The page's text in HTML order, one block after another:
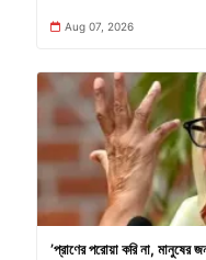
Aug 07, 2026
’প্রাণের পরোয়া করি না, মানুষের